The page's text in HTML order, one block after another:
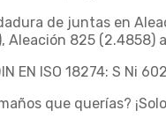
de juntas en
Aleación 825 (2.4858)
EN ISO 18274: S Ni
que querías?